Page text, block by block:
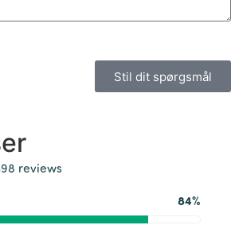
Stil dit spørgsmål
reviews
84%